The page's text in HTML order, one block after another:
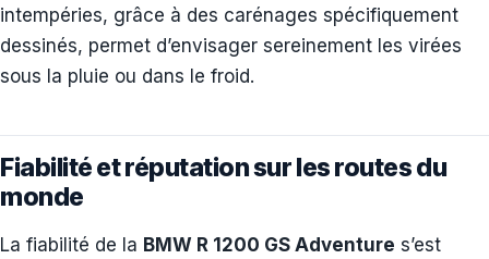
intempéries, grâce à des carénages spécifiquement
dessinés, permet d’envisager sereinement les virées
sous la pluie ou dans le froid.
Fiabilité et réputation sur les routes du
monde
La fiabilité de la BMW R 1200 GS Adventure s’est